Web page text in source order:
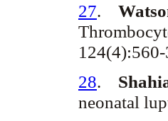
27.
124(4):560-
28.
neonatal